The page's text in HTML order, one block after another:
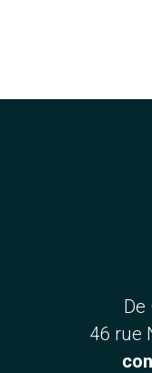
De
46 rue